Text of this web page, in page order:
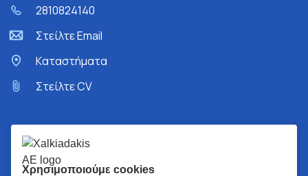
2810824140
Στείλτε Email
Kαταστήματα
Στείλτε CV
Χρησιμοποιούμε cookies